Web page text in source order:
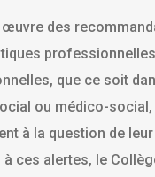
œuvre des
que ce soit
ou médico-social,
à la question de
à ces alertes, le